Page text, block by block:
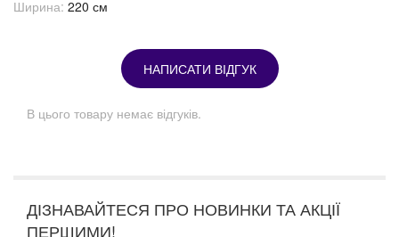
Ширина: 220 см
НАПИСАТИ ВІДГУК
В цього товару немає відгуків.
ДІЗНАВАЙТЕСЯ ПРО НОВИНКИ ТА АКЦІЇ
ПЕРШИМИ!